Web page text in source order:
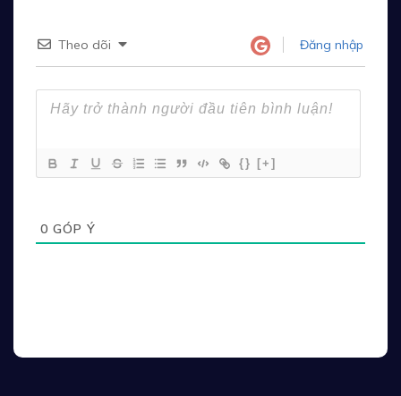
Theo dõi Đăng nhập
{} [+]
0 GÓP Ý